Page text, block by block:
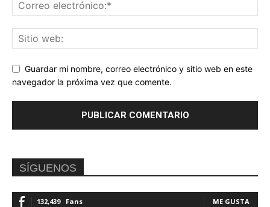
Guardar mi nombre, correo electrónico y sitio web en este
navegador la próxima vez que comente.
SÍGUENOS
132,439 Fans ME GUSTA